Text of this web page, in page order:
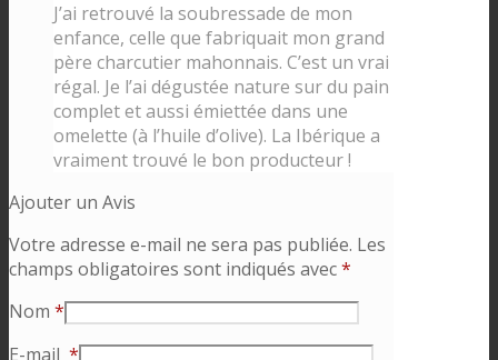
J’ai retrouvé la soubressade de mon
enfance, celle que fabriquait mon grand
père charcutier mahonnais. C’est un vrai
régal. Je l’ai dégustée nature sur du pain
complet et aussi émiettée dans une
omelette (à l’huile d’olive). La Ibérique a
vraiment trouvé le bon producteur !
Ajouter un Avis
Votre adresse e-mail ne sera pas publiée. Les
champs obligatoires sont indiqués avec*
Nom *
E-mail *